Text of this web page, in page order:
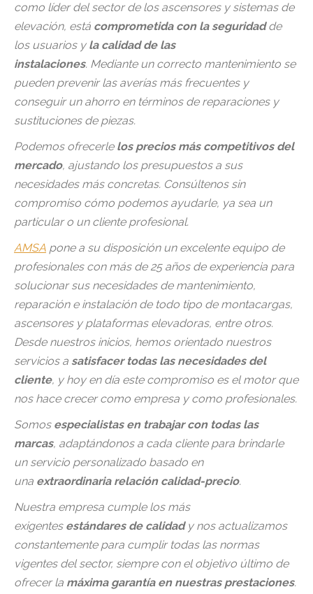
como líder del sector de los ascensores y sistemas de
elevación, está comprometida con la seguridadde
los usuarios y la calidad de las
instalaciones. Mediante un correcto mantenimiento se
pueden prevenir las averías más frecuentes y
conseguir un ahorro en términos de reparaciones y
sustituciones de piezas.
Podemos ofrecerle los precios más competitivos del
mercado, ajustando los presupuestos a sus
necesidades más concretas. Consúltenos sin
compromiso cómo podemos ayudarle, ya sea un
particular o un cliente profesional.
AMSA pone a su disposición un excelente equipo de
profesionales con más de 25 años de experiencia para
solucionar sus necesidades de mantenimiento,
reparación e instalación de todo tipo de montacargas,
ascensores y plataformas elevadoras, entre otros.
Desde nuestros inicios, hemos orientado nuestros
servicios a satisfacer todas las necesidades del
cliente, y hoy en día este compromiso es el motor que
nos hace crecer como empresa y como profesionales.
Somos especialistas en trabajar con todas las
marcas, adaptándonos a cada cliente para brindarle
un servicio personalizado basado en
una extraordinaria relación calidad-precio.
Nuestra empresa cumple los más
exigentes estándares de calidady nos actualizamos
constantemente para cumplir todas las normas
vigentes del sector, siempre con el objetivo último de
ofrecer la máxima garantía en nuestras prestaciones.